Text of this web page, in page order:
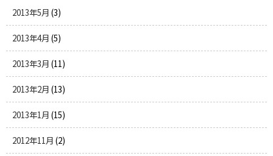
2013年5月 (3)
2013年4月 (5)
2013年3月 (11)
2013年2月 (13)
2013年1月 (15)
2012年11月 (2)